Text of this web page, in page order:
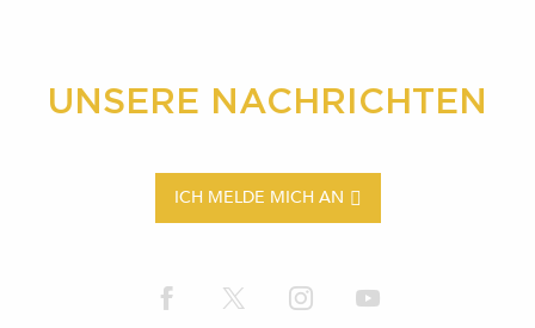
UNSERE NACHRICHTEN
ICH MELDE MICH AN